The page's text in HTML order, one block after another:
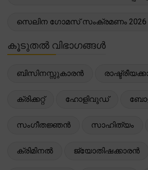
സെലിന ഗോമസ് സംക്രമണം 2026
കൂടുതൽ വിഭാഗങ്ങൾ
ബിസിനസ്സുകാരൻ
ക്രിക്കറ്റ് ഹോളിവുഡ്
സംഗീതജ്ഞൻ സാഹിത്യം
ക്രിമിനൽ ജ്യോതിഷക്കാരൻ